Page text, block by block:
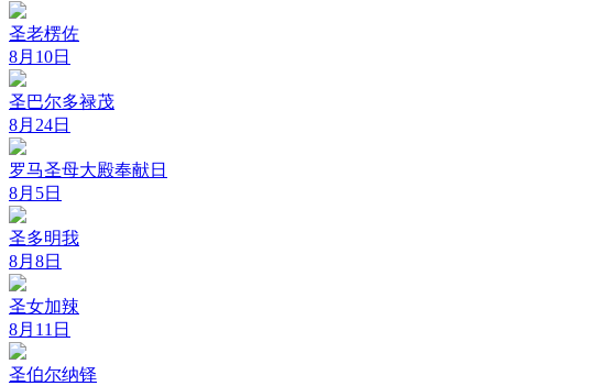
圣老楞佐
8月10日
圣巴尔多禄茂
8月24日
罗马圣母大殿奉献日
8月5日
圣多明我
8月8日
圣女加辣
8月11日
圣伯尔纳铎